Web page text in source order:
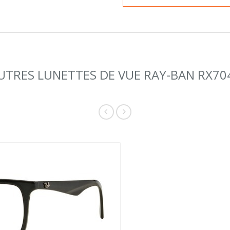
LUNETTES DE VUE RAY-BAN